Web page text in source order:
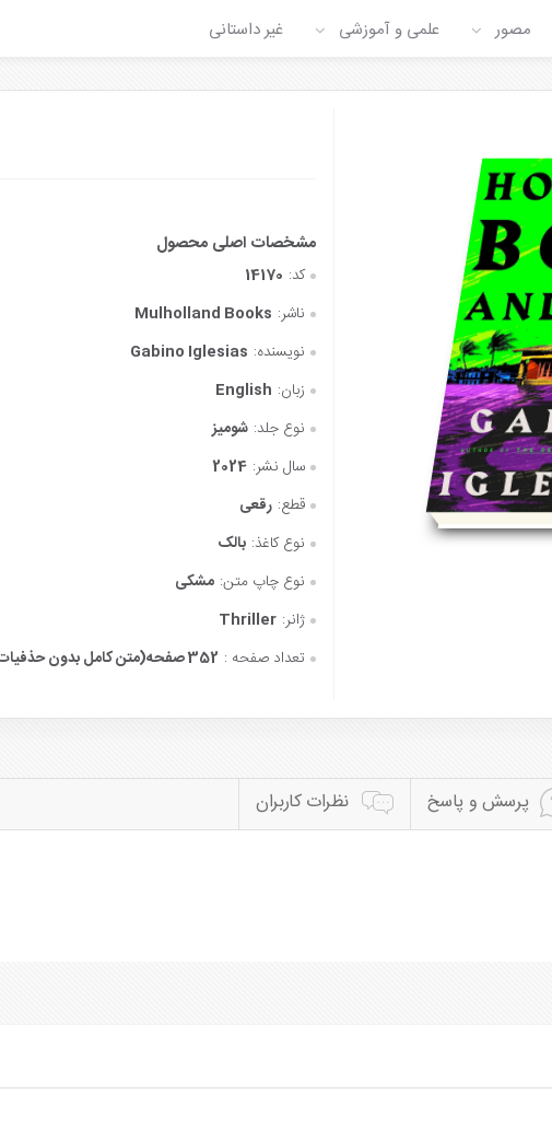
مصور علمی و آموزشی غیر داستانی
کد: 14170
ناشر: Mulholland Books
نویسنده: Gabino Iglesias
زبان: English
نوع جلد: شومیز
سال نشر: 2024
قطع: رقعی
نوع کاغذ: بالک
نوع چاپ متن: مشکی
ژانر: Thriller
تعداد صفحه : 352 صفحه(متن کامل بدون حذفیات)
پرسش و پاسخ نظرات کاربران